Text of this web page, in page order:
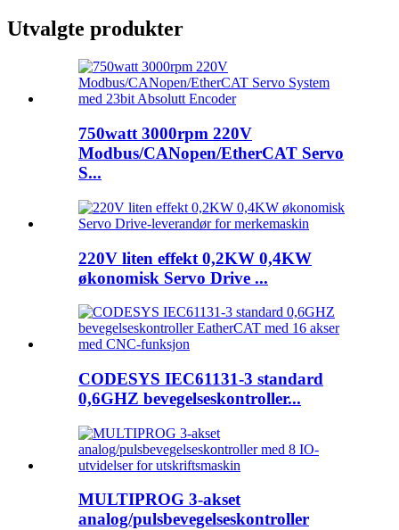
Utvalgte produkter
750watt 3000rpm 220V
Modbus/CANopen/EtherCAT Servo
S...
220V liten effekt 0,2KW 0,4KW
økonomisk Servo Drive ...
CODESYS IEC61131-3 standard
0,6GHZ bevegelseskontroller...
MULTIPROG 3-akset
analog/pulsbevegelseskontroller